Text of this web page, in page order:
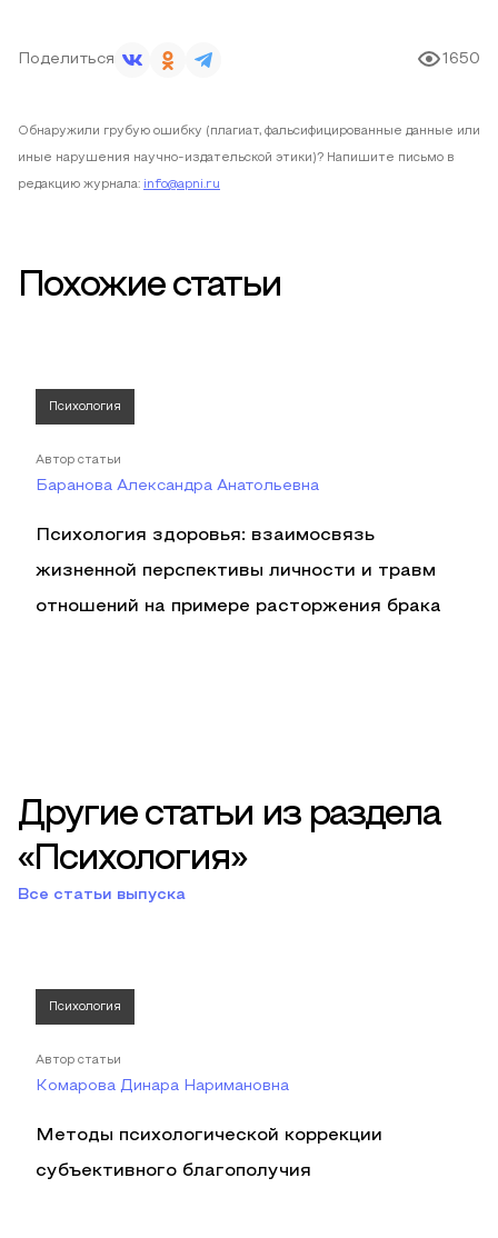
Поделиться 1650
Обнаружили грубую ошибку (плагиат, фальсифицированные данные или
иные нарушения научно-издательской этики)? Напишите письмо в
редакцию журнала: info@apni.ru
Похожие статьи
Психология
Автор статьи
Баранова Александра Анатольевна
Психология здоровья: взаимосвязь
жизненной перспективы личности и травм
отношений на примере расторжения брака
Другие статьи из раздела
«Психология»
Все статьи выпуска
Психология
Автор статьи
Комарова Динара Наримановна
Методы психологической коррекции
субъективного благополучия